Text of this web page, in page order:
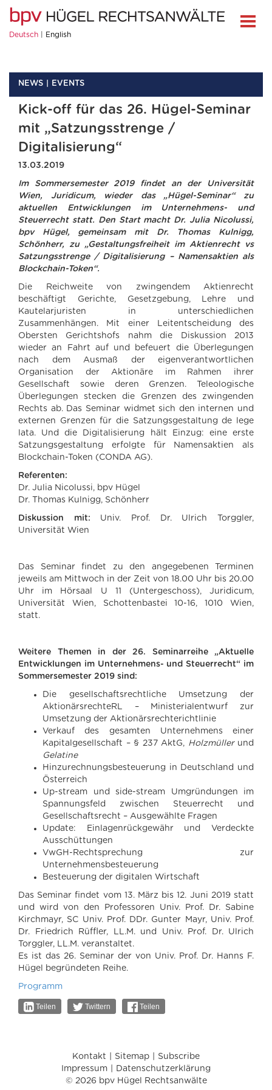
Deutsch English
NEWS EVENTS
Kick-off für das 26. Hügel-Seminar
mit „Satzungsstrenge /
Digitalisierung“
13.03.2019
Im Sommersemester 2019 findet an der Universität
Wien, Juridicum, wieder das „Hügel-Seminar“ zu
aktuellen Entwicklungen im Unternehmens- und
Steuerrecht statt. Den Start macht Dr. Julia Nicolussi,
bpv Hügel, gemeinsam mit Dr. Thomas Kulnigg,
Schönherr, zu „Gestaltungsfreiheit im Aktienrecht vs
Satzungsstrenge / Digitalisierung – Namensaktien als
Blockchain-Token“.
Die Reichweite von zwingendem Aktienrecht
beschäftigt Gerichte, Gesetzgebung, Lehre und
Kautelarjuristen in unterschiedlichen
Zusammenhängen. Mit einer Leitentscheidung des
Obersten Gerichtshofs nahm die Diskussion 2013
wieder an Fahrt auf und befeuert die Überlegungen
nach dem Ausmaß der eigenverantwortlichen
Organisation der Aktionäre im Rahmen ihrer
Gesellschaft sowie deren Grenzen. Teleologische
Überlegungen stecken die Grenzen des zwingenden
Rechts ab. Das Seminar widmet sich den internen und
externen Grenzen für die Satzungsgestaltung de lege
lata. Und die Digitalisierung hält Einzug: eine erste
Satzungsgestaltung erfolgte für Namensaktien als
Blockchain-Token (CONDA AG).
Referenten:
Dr. Julia Nicolussi, bpv Hügel
Dr. Thomas Kulnigg, Schönherr
Diskussion mit: Univ. Prof. Dr. Ulrich Torggler,
Universität Wien
Das Seminar findet zu den angegebenen Terminen
jeweils am Mittwoch in der Zeit von 18.00 Uhr bis 20.00
Uhr im Hörsaal U 11 (Untergeschoss), Juridicum,
Universität Wien, Schottenbastei 10-16, 1010 Wien,
statt.
Weitere Themen in der 26. Seminarreihe „Aktuelle
Entwicklungen im Unternehmens- und Steuerrecht“ im
Sommersemester 2019 sind:
Die gesellschaftsrechtliche Umsetzung der
AktionärsrechteRL – Ministerialentwurf zur
Umsetzung der Aktionärsrechterichtlinie
Verkauf des gesamten Unternehmens einer
Kapitalgesellschaft – § 237 AktG, Holzmüllerund
Gelatine
Hinzurechnungsbesteuerung in Deutschland und
Österreich
Up-stream und side-stream Umgründungen im
Spannungsfeld zwischen Steuerrecht und
Gesellschaftsrecht – Ausgewählte Fragen
Update: Einlagenrückgewähr und Verdeckte
Ausschüttungen
VwGH-Rechtsprechung zur
Unternehmensbesteuerung
Besteuerung der digitalen Wirtschaft
Das Seminar findet vom 13. März bis 12. Juni 2019 statt
und wird von den Professoren Univ. Prof. Dr. Sabine
Kirchmayr, SC Univ. Prof. DDr. Gunter Mayr, Univ. Prof.
Dr. Friedrich Rüffler, LL.M. und Univ. Prof. Dr. Ulrich
Torggler, LL.M. veranstaltet.
Es ist das 26. Seminar der von Univ. Prof. Dr. Hanns F.
Hügel begründeten Reihe.
Programm
Teilen Twittern Teilen
Kontakt Sitemap
Subscribe
Impressum
Datenschutzerklärung
© 2026 bpv Hügel Rechtsanwälte